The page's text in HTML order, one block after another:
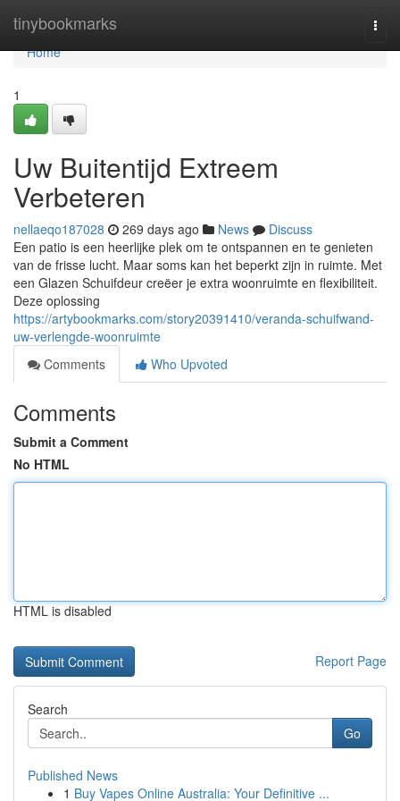
tinybookmarks
Home
Home
1
Uw Buitentijd Extreem
Verbeteren
nellaeqo187028 269 days ago News
Discuss
Een patio is een heerlijke plek om te ontspannen en te genieten
van de frisse lucht. Maar soms kan het beperkt zijn in ruimte. Met
een Glazen Schuifdeur creëer je extra woonruimte en flexibiliteit.
Deze oplossing
https://artybookmarks.com/story20391410/veranda-schuifwand-
uw-verlengde-woonruimte
Comments
Who Upvoted
Comments
Submit a Comment
No HTML
HTML is disabled
Report Page
Search
Go
Published News
1 Buy Vapes Online Australia: Your Definitive ...